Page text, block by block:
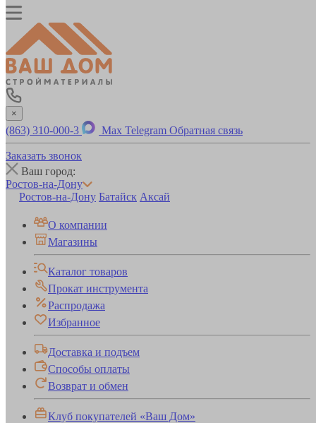
×
(863) 310-000-3 Max Telegram Обратная связь
Заказать звонок
Ваш город:
Ростов-на-Дону
Ростов-на-Дону Батайск Аксай
О компании
Магазины
Каталог товаров
Прокат инструмента
Распродажа
Избранное
Доставка и подъем
Способы оплаты
Возврат и обмен
Клуб покупателей «Ваш Дом»